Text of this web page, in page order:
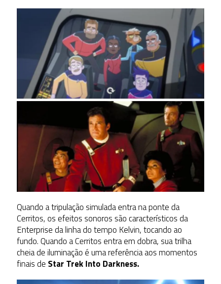
Quando a tripulação simulada entra na ponte da
Cerritos, os efeitos sonoros são característicos da
Enterprise da linha do tempo Kelvin, tocando ao
fundo. Quando a Cerritos entra em dobra, sua trilha
cheia de iluminação é uma referência aos momentos
finais de Star Trek Into Darkness.